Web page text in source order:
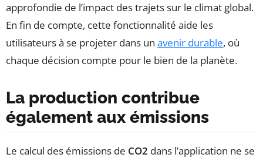
approfondie de l’impact des trajets sur le climat global.
En fin de compte, cette fonctionnalité aide les
utilisateurs à se projeter dans un avenir durable, où
chaque décision compte pour le bien de la planète.
La production contribue
également aux émissions
Le calcul des émissions de CO2 dans l’application ne se